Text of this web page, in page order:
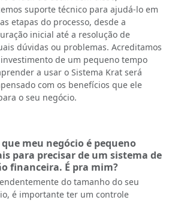
suporte técnico para ajudá-lo em
etapas do processo, desde a
inicial até a resolução de
dúvidas ou problemas. Acreditamos
de um pequeno tempo
a usar o Sistema Krat será
com os benefícios que ele
o seu negócio.
meu negócio é pequeno
para precisar de um sistema de
financeira. É pra mim?
do tamanho do seu
é importante ter um controle